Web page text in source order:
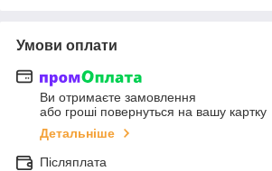
Умови оплати
Ви отримаєте замовлення
або гроші повернуться на вашу картку
Детальніше
Післяплата